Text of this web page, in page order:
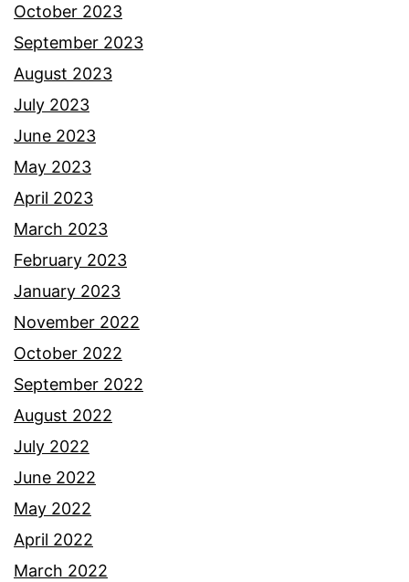
October 2023
September 2023
August 2023
July 2023
June 2023
May 2023
April 2023
March 2023
February 2023
January 2023
November 2022
October 2022
September 2022
August 2022
July 2022
June 2022
May 2022
April 2022
March 2022